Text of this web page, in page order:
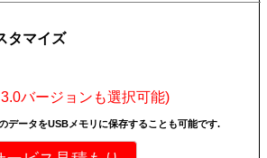
タマイズ
バージョンも選択可能)
データをUSBメモリに保存することも可能です.